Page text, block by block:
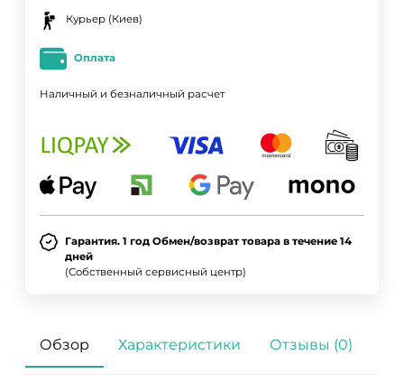
Курьер (Киев)
Оплата
Наличный и безналичный расчет
Гарантия. 1 год Обмен/возврат товара в течение 14
дней
(Собственный сервисный центр)
Обзор Характеристики Отзывы (0)